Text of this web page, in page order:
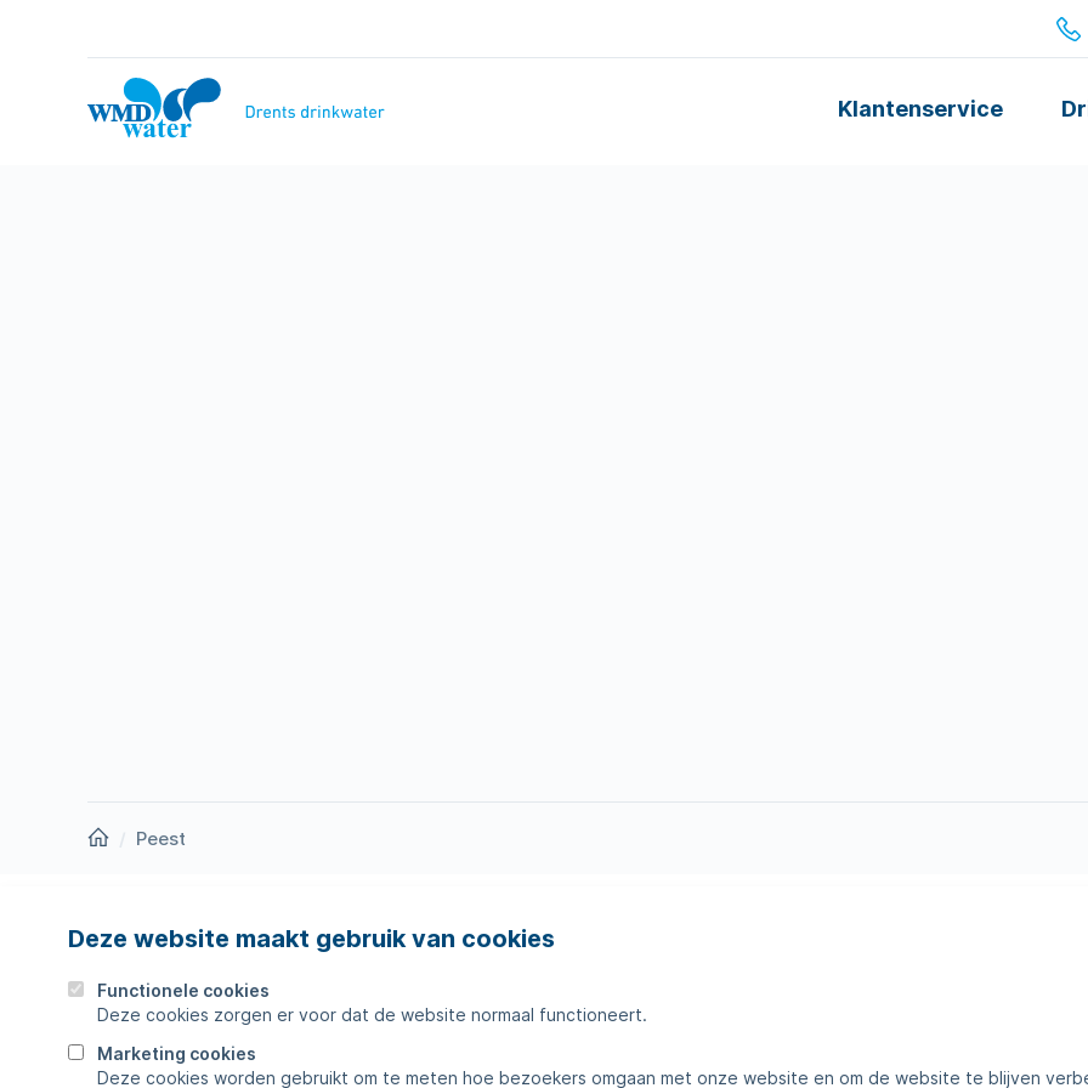
Deze website maakt gebruik van cookies
Functionele cookies
Deze cookies zorgen er voor dat de website normaal functioneert.
Marketing cookies
Deze cookies worden gebruikt om te meten hoe bezoekers omgaan met onze website en om de website te blijven
WMD
Drinkwater
Klantenservice
Homepage
Peest
Nieuws
Werken bij
Zakelijk
Storingen
Veelgestelde vragen